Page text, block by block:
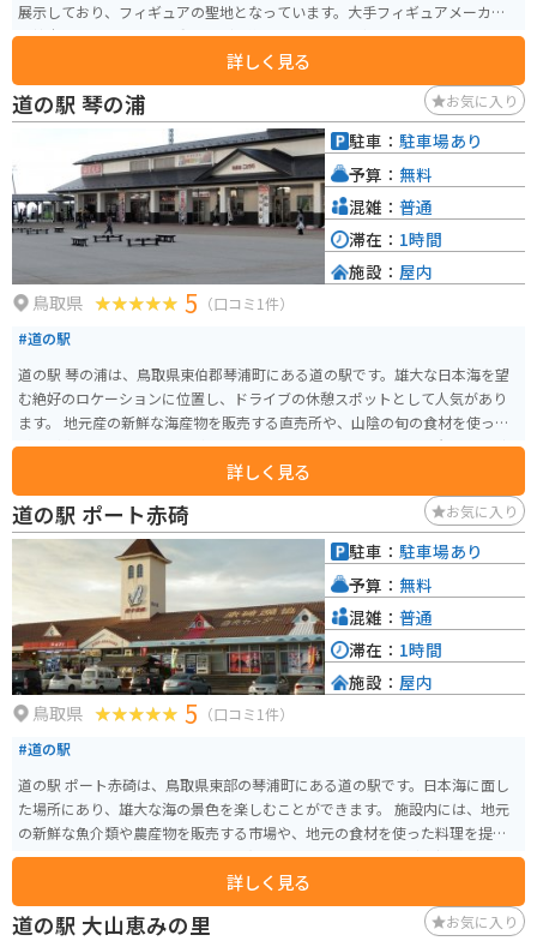
展示しており、フィギュアの聖地となっています。大手フィギュアメーカー
の協力で、恐竜や仏像、動物など、約2000体のフィギュアを展示されていま
す。美少女フィギュアから、リアルな動物、人物フィギュア、ジオラマまで、
多彩な展示物があります。 無料駐車場が完備されており、大型観光バスでも
利用可能です。営業時間は9:00～17:00（夏季は18:00まで）で、無休で運営
されています。円形劇場くらよしフィギュアミュージアムは、フィギュアコ
レクターやアニメファンにとってはもちろん、建築や歴史に興味がある人に
とっても魅力的なスポットです。旧学校校舎を利用した施設として、地域の文
化遺産を活用しながら、新たな観光資源としての価値を生み出しています。
詳しく見る
道の駅 琴の浦 お気に入り
鳥取県 5 （口コミ1件）
#道の駅
道の駅 琴の浦は、鳥取県東伯郡琴浦町にある道の駅です。雄大な日本海を望
む絶好のロケーションに位置し、ドライブの休憩スポットとして人気があり
ます。 地元産の新鮮な海産物を販売する直売所や、山陰の旬の食材を使った
料理が楽しめるレストランがあります。特に、ベニズワイガニや岩ガキなど
の新鮮な魚介類は絶品です。また、鳥取県の名産品である二十世紀梨を使っ
たスイーツも人気があります。 バイクで訪れる場合、道の駅には広い駐車場
が完備されているので安心です。日本海沿いの道路は景色が良く、ツーリン
グにも最適です。道の駅 琴の浦を起点に、周辺の観光スポットを巡るのもお
すすめです。例えば、車で約10分の距離にある「浦安神社」は、縁結びの神
様として知られており、多くの参拝客が訪れます。
詳しく見る
駐車： 駐車場あり
予算： 無料
混雑： 普通
滞在： 1時間
施設： 屋内
道の駅 ポート赤碕 お気に入り
鳥取県 5 （口コミ1件）
#道の駅
道の駅 ポート赤碕は、鳥取県東部の琴浦町にある道の駅です。日本海に面し
た場所にあり、雄大な海の景色を楽しむことができます。 施設内には、地元
の新鮮な魚介類や農産物を販売する市場や、地元の食材を使った料理を提供
するレストランがあります。特に、紅ズワイガニや白イカなどの新鮮な seafo
るので安心です。また、休憩スペースも充実しており、ツーリングの途中に
立ち寄るのに最適な場所と言えるでしょう。周辺には、海岸線沿いを走る sce
詳しく見る
駐車： 駐車場あり
予算： 無料
混雑： 普通
滞在： 1時間
施設： 屋内
道の駅 大山恵みの里 お気に入り